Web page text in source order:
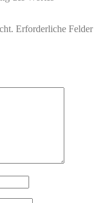
Erforderliche Felder